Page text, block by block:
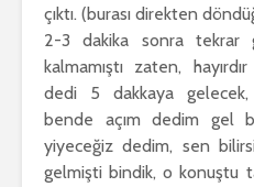
çıktı. (burası direkten
2-3 dakika sonra tekrar
kalmamıştı zaten,
dedi 5 dakkaya
bende açım dedim gel
yiyeceğiz dedim, sen
gelmişti bindik, o konuştu